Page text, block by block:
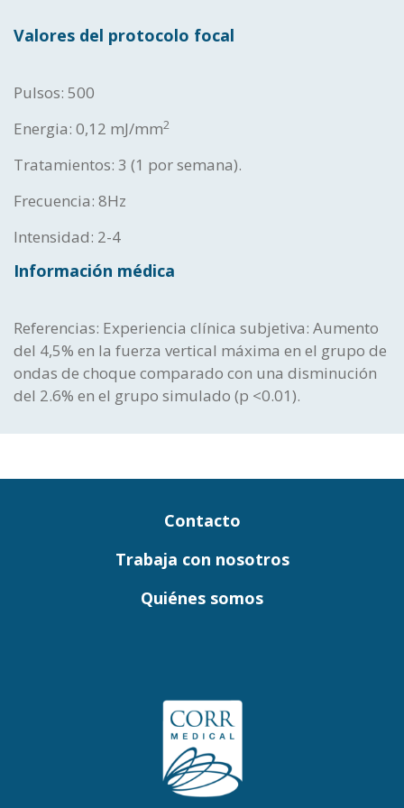
Medicina estética
Ginecología / Urología
Medicina del deporte
Odontología / Maxilofacial
Podología
Veterinaria Equinos
Veterinaria de pequeños animales
Láser y otros
Formación
Tienda
Valores del protocolo focal
Pulsos: 500
Energia: 0,12 mJ/mm2
Tratamientos: 3 (1 por semana).
Frecuencia: 8Hz
Intensidad: 2-4
Información médica
Referencias: Experiencia clínica subjetiva: Aumento
del 4,5% en la fuerza vertical máxima en el grupo de
ondas de choque comparado con una disminución
del 2.6% en el grupo simulado (p <0.01).
Contacto
Trabaja con nosotros
Quiénes somos